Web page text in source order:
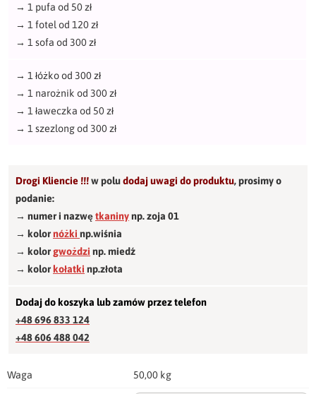
→ 1 pufa od 50 zł
→ 1 fotel od 120 zł
→ 1 sofa od 300 zł
→ 1 łóżko od 300 zł
→ 1 narożnik od 300 zł
→ 1 ławeczka od 50 zł
→ 1 szezlong od 300 zł
Drogi Kliencie !!!w poludodaj uwagi do produktu,prosimy o
podanie:
→ numer i nazwętkaninynp. zoja 01
→ kolornóżki np.wiśnia
→ kolorgwożdzi np. miedź
→ kolorkołatki np.złota
Dodaj do koszyka lub zamów przez telefon
+48 696 833 124
+48 606 488 042
Waga 50,00 kg